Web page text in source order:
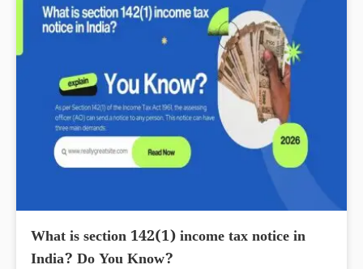
What is section 142(1) income tax notice in
India? Do You Know?